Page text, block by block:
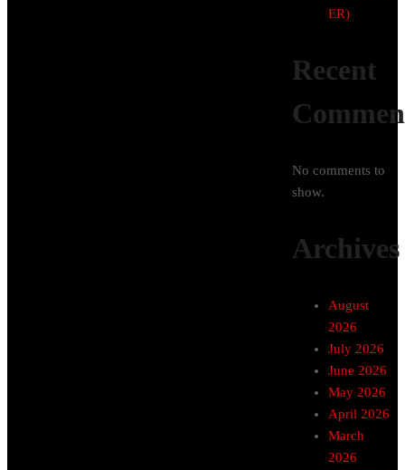
ER)
Recent
No comments to
show.
Archives
August
2026
July 2026
June 2026
May 2026
April 2026
March
2026